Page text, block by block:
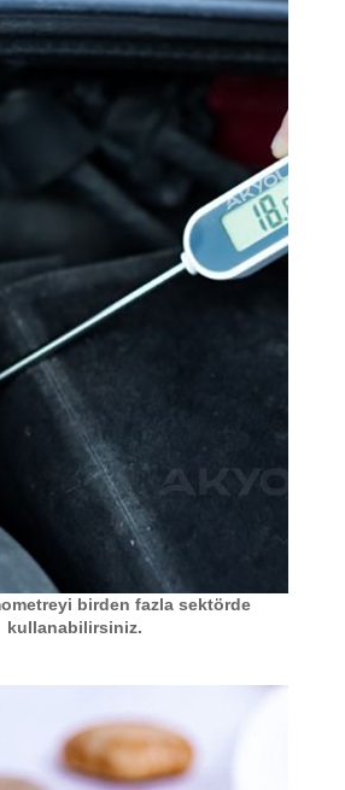
birden fazla sektörde
kullanabilirsiniz.